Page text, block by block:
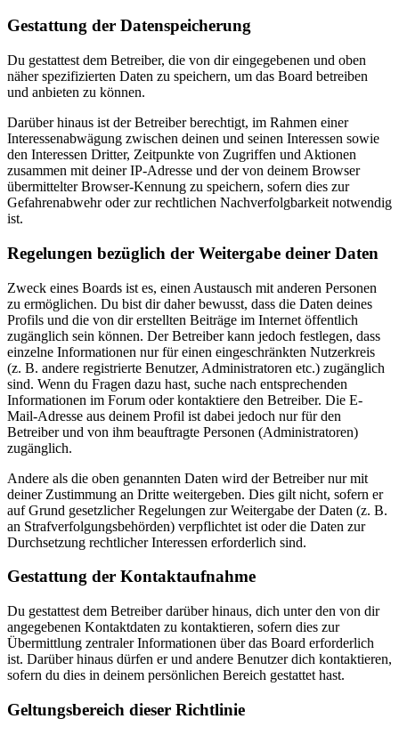
Gestattung der Datenspeicherung
Du gestattest dem Betreiber, die von dir eingegebenen und oben
näher spezifizierten Daten zu speichern, um das Board betreiben
und anbieten zu können.
Darüber hinaus ist der Betreiber berechtigt, im Rahmen einer
Interessenabwägung zwischen deinen und seinen Interessen sowie
den Interessen Dritter, Zeitpunkte von Zugriffen und Aktionen
zusammen mit deiner IP-Adresse und der von deinem Browser
übermittelter Browser-Kennung zu speichern, sofern dies zur
Gefahrenabwehr oder zur rechtlichen Nachverfolgbarkeit notwendig
ist.
Regelungen bezüglich der Weitergabe deiner Daten
Zweck eines Boards ist es, einen Austausch mit anderen Personen
zu ermöglichen. Du bist dir daher bewusst, dass die Daten deines
Profils und die von dir erstellten Beiträge im Internet öffentlich
zugänglich sein können. Der Betreiber kann jedoch festlegen, dass
einzelne Informationen nur für einen eingeschränkten Nutzerkreis
(z. B. andere registrierte Benutzer, Administratoren etc.) zugänglich
sind. Wenn du Fragen dazu hast, suche nach entsprechenden
Informationen im Forum oder kontaktiere den Betreiber. Die E-
Mail-Adresse aus deinem Profil ist dabei jedoch nur für den
Betreiber und von ihm beauftragte Personen (Administratoren)
zugänglich.
Andere als die oben genannten Daten wird der Betreiber nur mit
deiner Zustimmung an Dritte weitergeben. Dies gilt nicht, sofern er
auf Grund gesetzlicher Regelungen zur Weitergabe der Daten (z. B.
an Strafverfolgungsbehörden) verpflichtet ist oder die Daten zur
Durchsetzung rechtlicher Interessen erforderlich sind.
Gestattung der Kontaktaufnahme
Du gestattest dem Betreiber darüber hinaus, dich unter den von dir
angegebenen Kontaktdaten zu kontaktieren, sofern dies zur
Übermittlung zentraler Informationen über das Board erforderlich
ist. Darüber hinaus dürfen er und andere Benutzer dich kontaktieren,
sofern du dies in deinem persönlichen Bereich gestattet hast.
Geltungsbereich dieser Richtlinie